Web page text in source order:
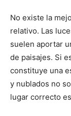
No existe la
relativo. Las
suelen aportar
de paisajes. Si
constituye una
y nublados no
lugar correcto